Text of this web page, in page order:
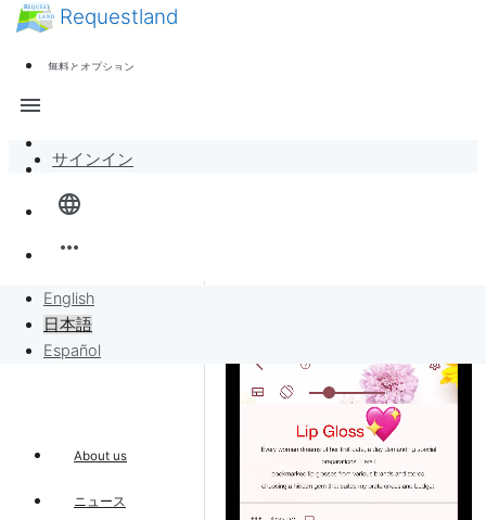
Requestland
無料とオプション
language
more_horiz
English
日本語
Español
menu
全体像
リクエストに販売
ニュース
サインイン
About us
ニュース